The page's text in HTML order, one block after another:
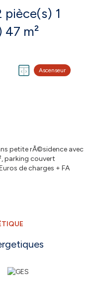
chambre(s) 47 m²
Ascenseur
petite rÃ©sidence avec
parking couvert
de charges + FA